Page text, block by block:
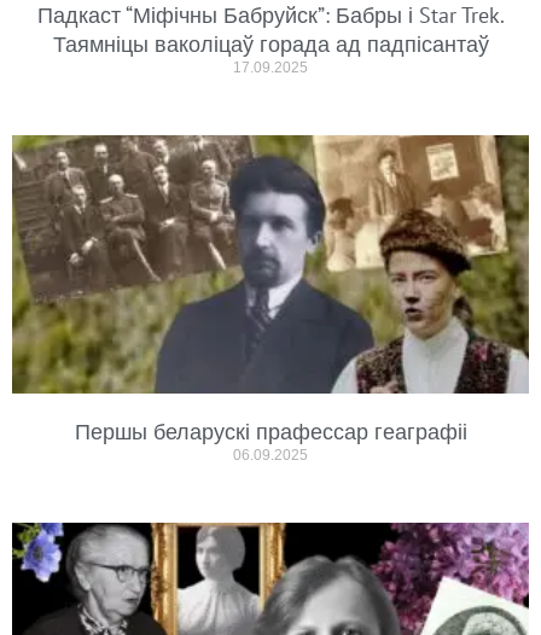
Падкаст “Міфічны Бабруйск”: Бабры і Star Trek.
Таямніцы ваколіцаў горада ад падпісантаў
17.09.2025
Першы беларускі прафессар геаграфіі
06.09.2025